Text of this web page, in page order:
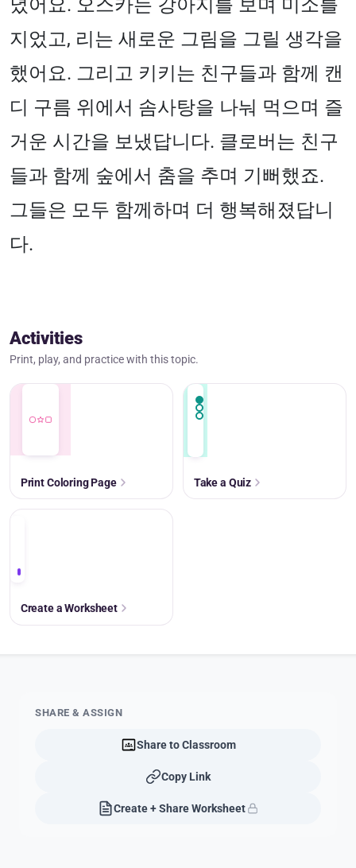
녔어요. 오스카는 강아지를 보며 미소를
지었고, 리는 새로운 그림을 그릴 생각을
했어요. 그리고 키키는 친구들과 함께 캔
디 구름 위에서 솜사탕을 나눠 먹으며 즐
거운 시간을 보냈답니다. 클로버는 친구
들과 함께 숲에서 춤을 추며 기뻐했죠.
그들은 모두 함께하며 더 행복해졌답니
다.
Activities
Print, play, and practice with this topic.
Print Coloring Page Take a Quiz
Create a Worksheet
SHARE & ASSIGN
Share to Classroom
Copy Link
Create + Share Worksheet